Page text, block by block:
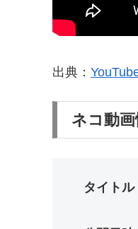
出典：
ネコ動
タイトル